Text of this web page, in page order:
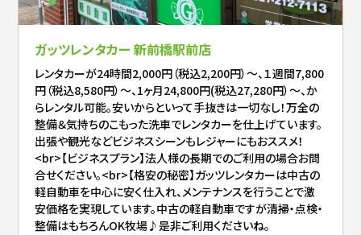
ガッツレンタカー 新前橋駅前店
レンタカーが24時間2,000円（税込2,200円）～、１週間7,800
円（税込8,580円）～、1ヶ月24,800円(税込27,280円）～、か
らレンタル可能。安いからといって手抜きは一切なし！万全の
整備＆気持ちのこもった洗車でレンタカーを仕上げています。
出張や観光などビジネスシーンもレジャーにもおススメ！
<br>【ビジネスプラン】法人様の長期でのご利用の場合お問
合せください。<br>【格安の秘密】ガッツレンタカーは中古の
軽自動車を中心に安く仕入れ、メンテナンスを行うことで激
安価格を実現しています。中古の軽自動車ですが清掃・点検・
整備はもちろんOK牧場♪是非ご利用くださいね。